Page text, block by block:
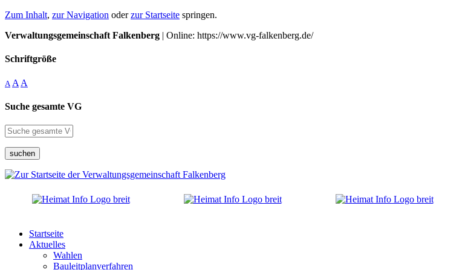
Zum Inhalt, zur Navigation oderzur Startseite springen.
Verwaltungsgemeinschaft Falkenberg | Online: https://www.vg-falkenberg.de/
Schriftgröße
A A A
Suche gesamte VG
suchen
Startseite
Aktuelles
Wahlen
Bauleitplanverfahren